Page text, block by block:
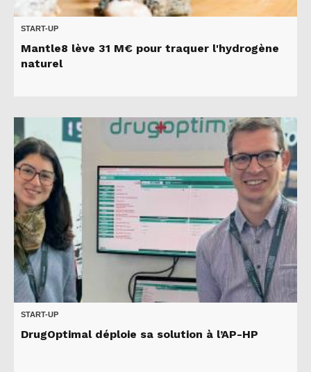
START-UP
Mantle8 lève 31 M€ pour traquer l'hydrogène
naturel
START-UP
DrugOptimal déploie sa solution à l’AP-HP